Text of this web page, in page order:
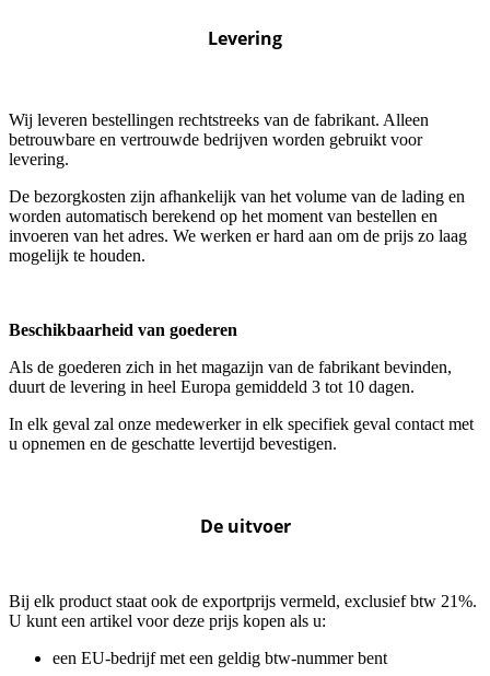
Levering
Wij leveren bestellingen rechtstreeks van de fabrikant. Alleen
betrouwbare en vertrouwde bedrijven worden gebruikt voor
levering.
De bezorgkosten zijn afhankelijk van het volume van de lading en
worden automatisch berekend op het moment van bestellen en
invoeren van het adres. We werken er hard aan om de prijs zo laag
mogelijk te houden.
Beschikbaarheid van goederen
Als de goederen zich in het magazijn van de fabrikant bevinden,
duurt de levering in heel Europa gemiddeld 3 tot 10 dagen.
In elk geval zal onze medewerker in elk specifiek geval contact met
u opnemen en de geschatte levertijd bevestigen.
De uitvoer
Bij elk product staat ook de exportprijs vermeld, exclusief btw 21%.
U kunt een artikel voor deze prijs kopen als u:
een EU-bedrijf met een geldig btw-nummer bent